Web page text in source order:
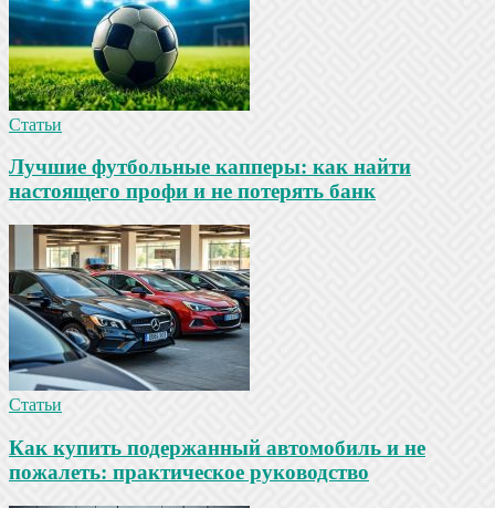
Статьи
Лучшие футбольные капперы: как найти
настоящего профи и не потерять банк
Статьи
Как купить подержанный автомобиль и не
пожалеть: практическое руководство